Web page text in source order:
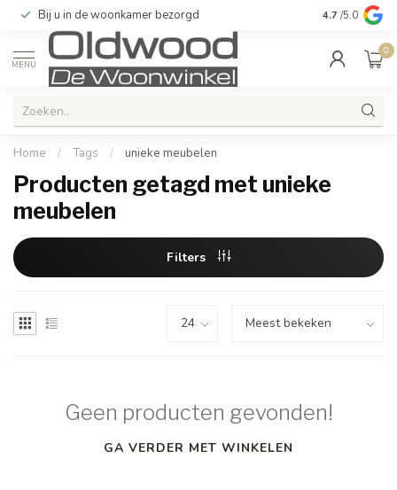
Bij u in de woonkamer bezorgd Kwaliteit &
4.7 /5.0
MENU
0
Home / Tags / unieke meubelen
Producten getagd met unieke
meubelen
Filters
Geen producten gevonden!
GA VERDER MET WINKELEN